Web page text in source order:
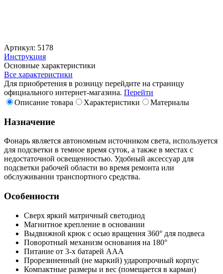
Артикул: 5178
Инструкция
Основные характеристики
Все характеристики
Для приобретения в розницу перейдите на страницу
официального интернет-магазина. Перейти
Описание товара
Характеристики Материалы
Назначение
Фонарь является автономным источником света, используется
для подсветки в темное время суток, а также в местах с
недостаточной освещенностью. Удобный аксессуар для
подсветки рабочей области во время ремонта или
обслуживании транспортного средства.
Особенности
Сверх яркий матричный светодиод
Магнитное крепление в основании
Выдвижной крюк с осью вращения 360° для подвеса
Поворотный механизм основания на 180°
Питание от 3-х батарей ААА
Прорезиненный (не маркий) ударопрочный корпус
Компактные размеры и вес (помещается в карман)